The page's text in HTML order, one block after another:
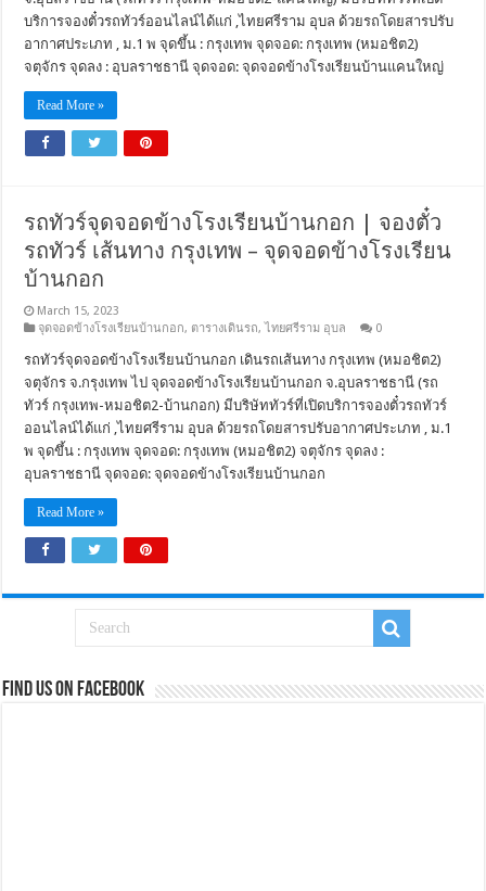
บริการจองตั๋วรถทัวร์ออนไลน์ได้แก่ ,ไทยศรีราม อุบล ด้วยรถโดยสารปรับ
อากาศประเภท , ม.1 พ จุดขึ้น : กรุงเทพ จุดจอด: กรุงเทพ (หมอชิต2)
จตุจักร จุดลง : อุบลราชธานี จุดจอด: จุดจอดข้างโรงเรียนบ้านแคนใหญ่
Read More »
รถทัวร์จุดจอดข้างโรงเรียนบ้านกอก | จองตั๋ว
รถทัวร์ เส้นทาง กรุงเทพ – จุดจอดข้างโรงเรียน
บ้านกอก
March 15, 2023
จุดจอดข้างโรงเรียนบ้านกอก, ตารางเดินรถ,ไทยศรีราม อุบล 0
รถทัวร์จุดจอดข้างโรงเรียนบ้านกอก เดินรถเส้นทาง กรุงเทพ (หมอชิต2)
จตุจักร จ.กรุงเทพ ไป จุดจอดข้างโรงเรียนบ้านกอก จ.อุบลราชธานี (รถ
ทัวร์ กรุงเทพ-หมอชิต2-บ้านกอก) มีบริษัททัวร์ที่เปิดบริการจองตั๋วรถทัวร์
ออนไลน์ได้แก่ ,ไทยศรีราม อุบล ด้วยรถโดยสารปรับอากาศประเภท , ม.1
พ จุดขึ้น : กรุงเทพ จุดจอด: กรุงเทพ (หมอชิต2) จตุจักร จุดลง :
อุบลราชธานี จุดจอด: จุดจอดข้างโรงเรียนบ้านกอก
Read More »
Find us on Facebook